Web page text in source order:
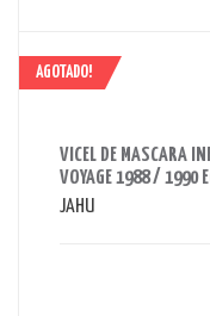
AGOTADO!
VICEL DE MASCARA
VOYAGE 1988 / 1990
JAHU